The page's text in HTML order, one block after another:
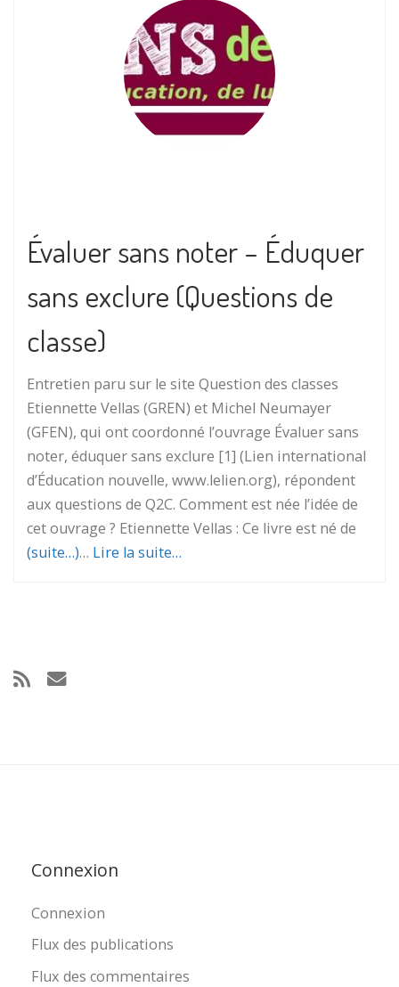
Évaluer sans noter – Éduquer
sans exclure (Questions de
classe)
Entretien paru sur le site Question des classes
Etiennette Vellas (GREN) et Michel Neumayer
(GFEN), qui ont coordonné l’ouvrage Évaluer sans
noter, éduquer sans exclure [1] (Lien international
d’Éducation nouvelle, www.lelien.org), répondent
aux questions de Q2C. Comment est née l’idée de
cet ouvrage ? Etiennette Vellas : Ce livre est né de
(suite…)… Lire la suite…
Connexion
Connexion
Flux des publications
Flux des commentaires